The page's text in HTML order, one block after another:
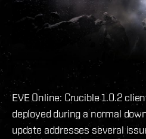
EVE Online: Crucible 1.0.2
deployed during a normal
update addresses several